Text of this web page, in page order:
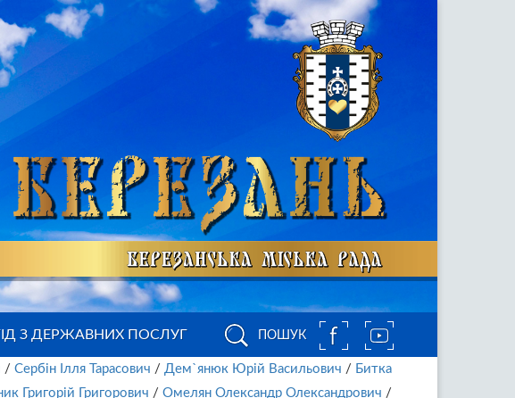
ПОШУК
З ДЕРЖАВНИХ ПОСЛУГ
/ Сербін Ілля Тарасович / Дем`янюк Юрій Васильович / Битка
Григорій Григорович / Омелян Олександр Олександрович /